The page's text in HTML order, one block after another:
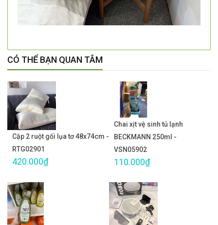
CÓ THỂ BẠN QUAN TÂM
Cặp 2 ruột gối lụa tơ 48x74cm -
RTG02901
420.000₫
Chai xịt vệ sinh tủ lạnh
BECKMANN 250ml -
VSN05902
110.000₫